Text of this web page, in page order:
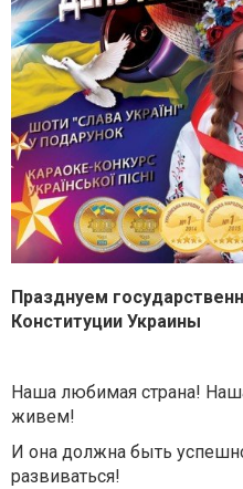
Празднуем
Конституции Украины
Наша любимая страна!
живем!
И она должна быть
развиваться!